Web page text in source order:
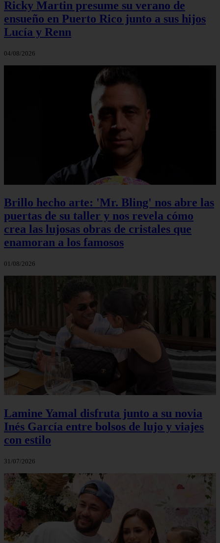
Ricky Martin presume su verano de
ensueño en Puerto Rico junto a sus hijos
Lucía y Renn
04/08/2026
Brillo hecho arte: 'Mr. Bling' nos abre las
puertas de su taller y nos revela cómo
crea las lujosas obras de cristales que
enamoran a los famosos
01/08/2026
Lamine Yamal disfruta junto a su novia
Inés García entre bolsos de lujo y viajes
con estilo
31/07/2026